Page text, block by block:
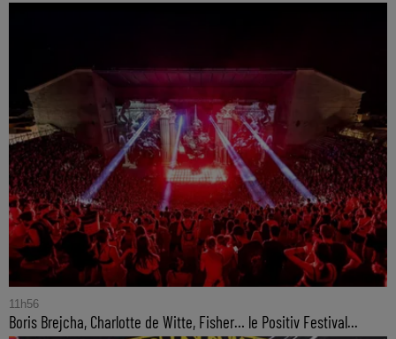
11h56
Boris Brejcha, Charlotte de Witte, Fisher… le Positiv Festival...